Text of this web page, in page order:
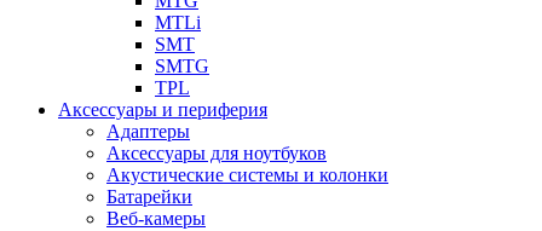
MTLi
SMT
SMTG
TPL
Аксессуары и периферия
Адаптеры
Аксессуары для ноутбуков
Акустические системы и колонки
Батарейки
Веб-камеры